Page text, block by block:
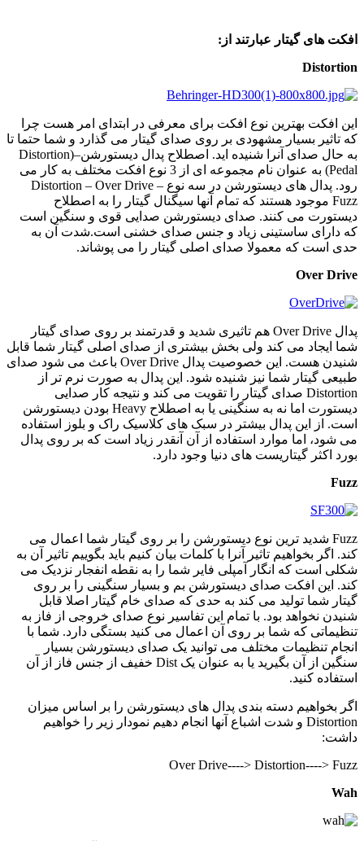
افکت های گیتار عبارتند از:
Distortion
این افکت بهترین نوع افکت برای معرفی در ابتدای امر هست چرا
که تاثیر بسیار مشهودی بر روی صدای گیتار می گذارد و شما حتما تا
به حال صدای آنرا شنیده اید. اصطلاح پدال دیستورشن–(Distortion
Pedal) به عنوان نام مجموعه ای از 3 نوع افکت مختلف به کار می
رود. پدال های دیستورشن در سه نوع Distortion – Over Drive –
Fuzz موجود هستند که تمام آنها سیگنال گیتار را به اصطلاح
دیستورت می کنند. صدای دیستورشن صدایی قوی و سنگین است
که دارای ساستینی زیاد و جنس صدای خشنی است.شدت آن به
حدی است که معمولا صدای اصلی گیتار را می پوشاند.
Over Drive
پدال Over Drive هم تاثیری شدید و قدرتمند بر روی صدای گیتار
شما ایجاد می کند ولی بخش بیشتری از صدای اصلی گیتار شما قابل
شنیدن هست. این خصوصیت پدال Over Drive باعث می شود صدای
طبیعی گیتار شما نیز شنیده شود. این پدال به صورت نرم تر از
Distortion صدای گیتار را تقویت می کند و نتیجه کار صدایی
دیستورت اما نه به سنگینی یا به اصطلاح Heavy بودن دیستورشن
است. از این پدال بیشتر در سبک های کلاسیک راک و بلوز استفاده
می شود، اما موارد استفاده از آن آنقدر زیاد است که بر روی پدال
بورد اکثر گیتاریست های دنیا وجود دارد.
Fuzz
Fuzz شدید ترین نوع دیستورشن را بر روی گیتار شما اعمال می
کند. اگر بخواهیم تاثیر آنرا با کلمات بیان کنیم باید بگوییم تاثیر آن به
شکلی است که انگار آمپلی فایر شما را به نقطه انفجار نزدیک می
کند. این افکت صدای دیستورشن بم و بسیار سنگینی را بر روی
گیتار شما تولید می کند به حدی که صدای خام گیتار اصلا قابل
شنیدن نخواهد بود. با تمام این تفاسیر نوع صدای خروجی از فاز به
تنظیماتی که شما بر روی آن اعمال می کنید بستگی دارد. شما با
انجام تنظیمات مختلف می توانید یک صدای دیستورشن بسیار
سنگین از آن بگیرید یا به عنوان یک Dist خفیف از جنس فاز از آن
استفاده کنید.
اگر بخواهیم دسته بندی پدال های دیستورشن را بر اساس میزان
Distortion و شدت اشباع آنها انجام دهیم نمودار زیر را خواهیم
داشت:
Over Drive----> Distortion----> Fuzz
Wah